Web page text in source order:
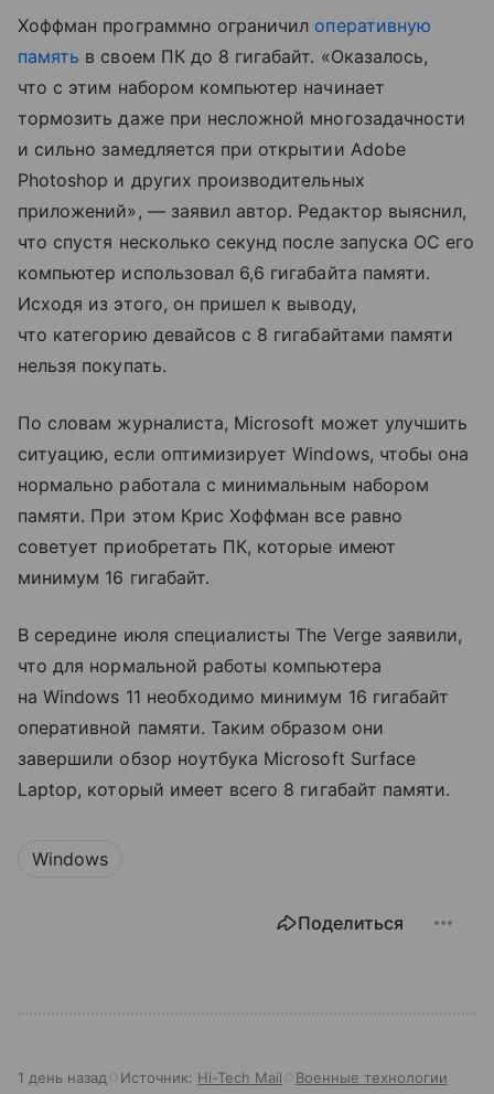
Хоффман программно ограничил оперативную
память в своем ПК до 8 гигабайт. «Оказалось,
что с этим набором компьютер начинает
тормозить даже при несложной многозадачности
и сильно замедляется при открытии Adobe
Photoshop и других производительных
приложений», — заявил автор. Редактор выяснил,
что спустя несколько секунд после запуска ОС его
компьютер использовал 6,6 гигабайта памяти.
Исходя из этого, он пришел к выводу,
что категорию девайсов с 8 гигабайтами памяти
нельзя покупать.
По словам журналиста, Microsoft может улучшить
ситуацию, если оптимизирует Windows, чтобы она
нормально работала с минимальным набором
памяти. При этом Крис Хоффман все равно
советует приобретать ПК, которые имеют
минимум 16 гигабайт.
В середине июля специалисты The Verge заявили,
что для нормальной работы компьютера
на Windows 11 необходимо минимум 16 гигабайт
оперативной памяти. Таким образом они
завершили обзор ноутбука Microsoft Surface
Laptop, который имеет всего 8 гигабайт памяти.
Windows
Поделиться
1 день назад Источник: Hi-Tech Mail Военные технологии